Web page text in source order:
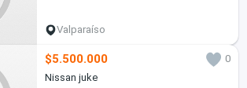
Valparaíso
$5.500.000
0
Nissan juke